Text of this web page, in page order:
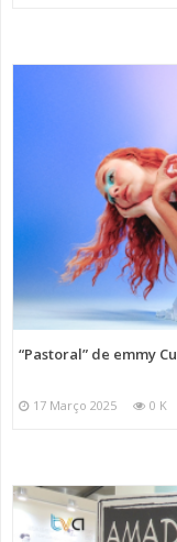
“Pastoral” de emmy
17 Março 2025 0 K